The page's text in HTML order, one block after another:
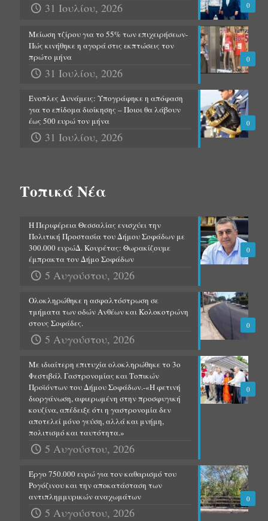
0
31 Ιουλίου, 2026
0
Μείωση τζίρου για το 55% των επιχειρήσεων-
Πώς κινήθηκε η αγορά στις εκπτώσεις τον
πρώτο μήνα
31 Ιουλίου, 2026
0
Ένοπλες Δυνάμεις: Υπογράφηκε η απόφαση
για το επίδομα διοίκησης – Ποιοι θα λάβουν
έως 500 ευρώ τον μήνα
31 Ιουλίου, 2026
Τοπικά Νέα
0
Η Περιφέρεια Θεσσαλίας ενισχύει την
Πολιτική Προστασία του Δήμου Σοφάδων με
300.000 ευρώΔ. Κουρέτας: Θωρακίζουμε
έμπρακτα τον Δήμο Σοφάδων
5 Αυγούστου, 2026
0
Ολοκληρώθηκε η ασφαλτόστρωση σε
τμήματα των οδών Ανθέων και Κολοκοτρώνη
στους Σοφάδες.
5 Αυγούστου, 2026
0
Με ιδιαίτερη επιτυχία ολοκληρώθηκε το 3ο
Φεστιβάλ Γαστρονομίας και Τοπικών
Προϊόντων του Δήμου Σοφάδων.-«Η φετινή
διοργάνωση, αφιερωμένη στην προσφυγική
κουζίνα, απέδειξε ότι η γαστρονομία δεν
αποτελεί μόνο γεύση, αλλά και μνήμη,
πολιτισμό και ταυτότητα.»
5 Αυγούστου, 2026
0
Έργο 750.000 ευρώ για τον καθαρισμό του
Ρογόζινου και την αποκατάσταση των
αντιπλημμυρικών αναχωμάτων
5 Αυγούστου, 2026